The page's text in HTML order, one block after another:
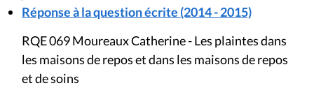
Réponse à la question écrite (2014 - 2015)
RQE 069 Moureaux Catherine - Les plaintes dans
les maisons de repos et dans les maisons de repos
et de soins